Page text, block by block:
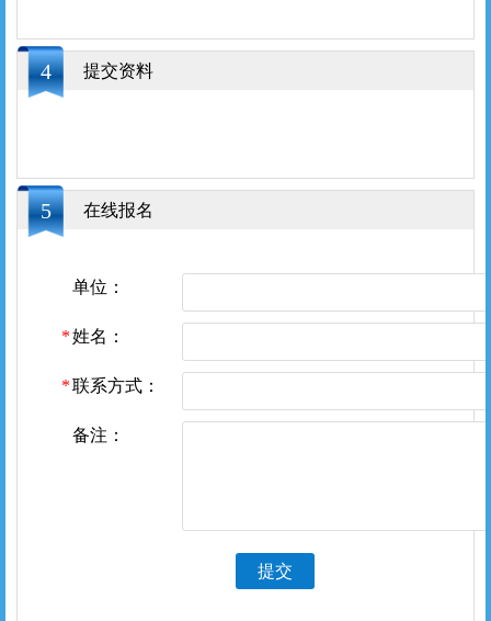
4 提交资料
5 在线报名
单位：
姓名：
联系方式：
备注：
提交